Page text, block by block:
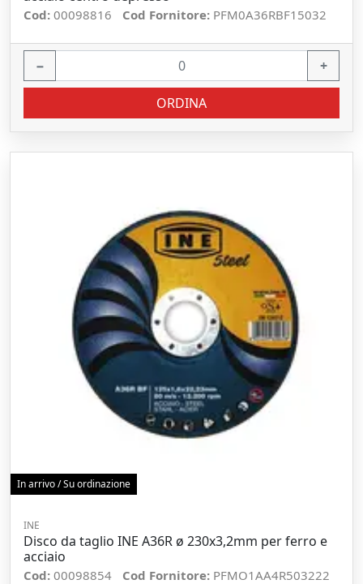
Cod: 00098816 Cod Fornitore: PFM0A36RBF15032
− +
ORDINA
In arrivo / Su ordinazione
INE
Disco da taglio INE A36R ø 230x3,2mm per ferro e
acciaio
Cod: 00098854 Cod Fornitore: PFMO1AA4R503222